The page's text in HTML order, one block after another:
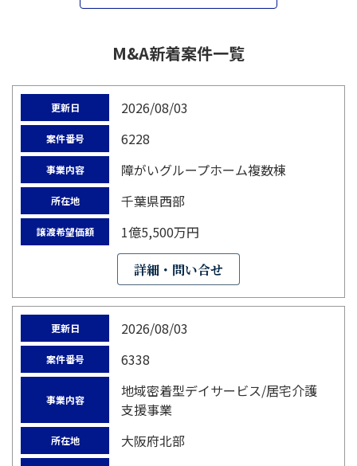
M&A新着案件一覧
更新日 2026/08/03
案件番号 6228
事業内容 障がいグループホーム複数棟
所在地 千葉県西部
譲渡希望価額 1億5,500万円
詳細・問い合せ
更新日 2026/08/03
案件番号 6338
事業内容
地域密着型デイサービス/居宅介護
支援事業
所在地 大阪府北部